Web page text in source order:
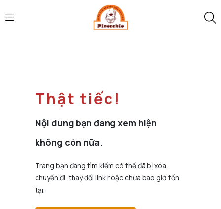
Thật tiếc!
Nội dung bạn đang xem hiện
không còn nữa.
Trang bạn đang tìm kiếm có thể đã bị xóa,
chuyển đi, thay đổi link hoặc chưa bao giờ tồn
tại.